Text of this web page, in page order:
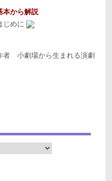
本から解説
めに
者 小劇場から生まれる演劇